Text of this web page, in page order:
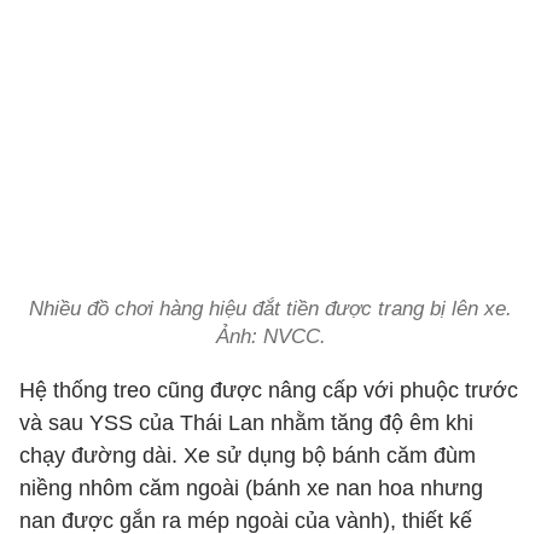
Nhiều đồ chơi hàng hiệu đắt tiền được trang bị lên xe.
Ảnh: NVCC.
Hệ thống treo cũng được nâng cấp với phuộc trước
và sau YSS của Thái Lan nhằm tăng độ êm khi
chạy đường dài. Xe sử dụng bộ bánh căm đùm
niềng nhôm căm ngoài (bánh xe nan hoa nhưng
nan được gắn ra mép ngoài của vành), thiết kế